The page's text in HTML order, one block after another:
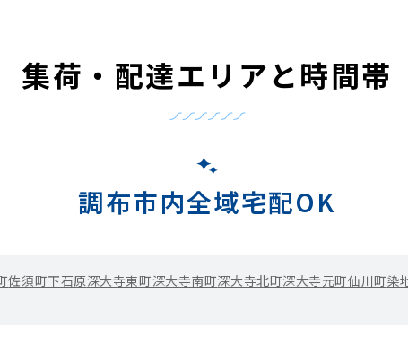
集荷・配達エリアと時間帯
調布市内全域宅配OK
佐須町下石原深大寺東町深大寺南町深大寺北町深大寺元町仙川町染